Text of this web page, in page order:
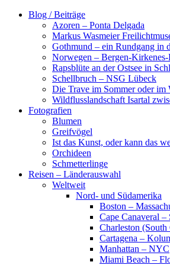
Zum
Blog / Beiträge
Azoren – Ponta Delgada
Markus Wasmeier
Gothmund – ein Rundgang in
Norwegen – Bergen-
Rapsblüte an der Ostsee in
Schellbruch – NSG Lübeck
Die Trave im Sommer oder im
Wildflusslandschaft Isartal
Fotografien
Blumen
Greifvögel
Ist das Kunst, oder kann das
Orchideen
Schmetterlinge
Reisen – Länderauswahl
Weltweit
Nord- und Südamerika
Boston –
Cape Canaveral –
Charleston
Cartagena –
Manhattan – NYC
Miami Beach –